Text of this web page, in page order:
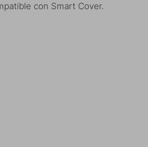
con Smart Cover.